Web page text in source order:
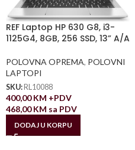
REF Laptop HP 630 G8, i3-
1125G4, 8GB, 256 SSD, 13” A/A
POLOVNA OPREMA, POLOVNI
LAPTOPI
SKU: RL10088
400,00KM +PDV
468,00KM sa PDV
DODAJ U KORPU